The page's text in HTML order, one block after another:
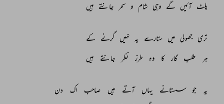
پلٹ آئیں گے وہی شام و سحر جانتے ہیں
تری جھولی میں ستارے یہ نہیں گرنے کے
ہر
طلب گار کا وہ طرز نظر جانتے ہیں
یہ جو سستانے یہاں آتے ہیں صاحب اک
دن